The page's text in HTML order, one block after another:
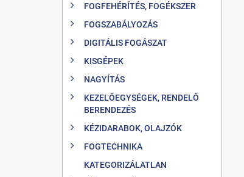
FOGFEHÉRÍTÉS, FOGÉKSZER
FOGSZABÁLYOZÁS
DIGITÁLIS FOGÁSZAT
KISGÉPEK
NAGYÍTÁS
KEZELŐEGYSÉGEK, RENDELŐ
BERENDEZÉS
KÉZIDARABOK, OLAJZÓK
FOGTECHNIKA
KATEGORIZÁLATLAN